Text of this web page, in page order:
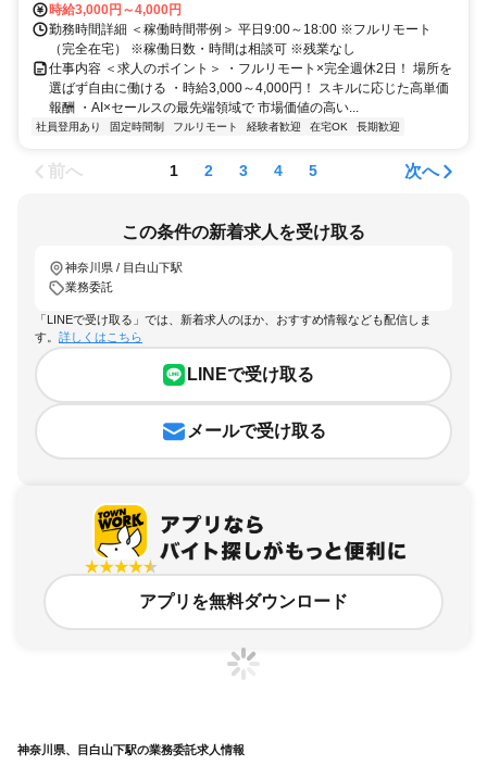
時給3,000円～4,000円
勤務時間詳細 ＜稼働時間帯例＞ 平日9:00～18:00 ※フルリモート
（完全在宅） ※稼働日数・時間は相談可 ※残業なし
仕事内容 ＜求人のポイント＞ ・フルリモート×完全週休2日！ 場所を
選ばず自由に働ける ・時給3,000～4,000円！ スキルに応じた高単価
報酬 ・AI×セールスの最先端領域で 市場価値の高い...
社員登用あり 固定時間制 フルリモート 経験者歓迎 在宅OK 長期歓迎
前へ 1 2 3 4 5 次へ
この条件の新着求人を受け取る
神奈川県 / 目白山下駅
業務委託
「LINEで受け取る」では、新着求人のほか、おすすめ情報なども配信しま
す。 詳しくはこちら
LINEで受け取る
メールで受け取る
アプリを無料ダウンロード
神奈川県、目白山下駅の業務委託求人情報